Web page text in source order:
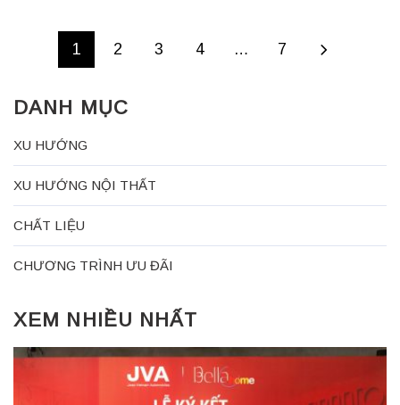
1 2 3 4 … 7
DANH MỤC
XU HƯỚNG
XU HƯỚNG NỘI THẤT
CHẤT LIỆU
CHƯƠNG TRÌNH ƯU ĐÃI
XEM NHIỀU NHẤT